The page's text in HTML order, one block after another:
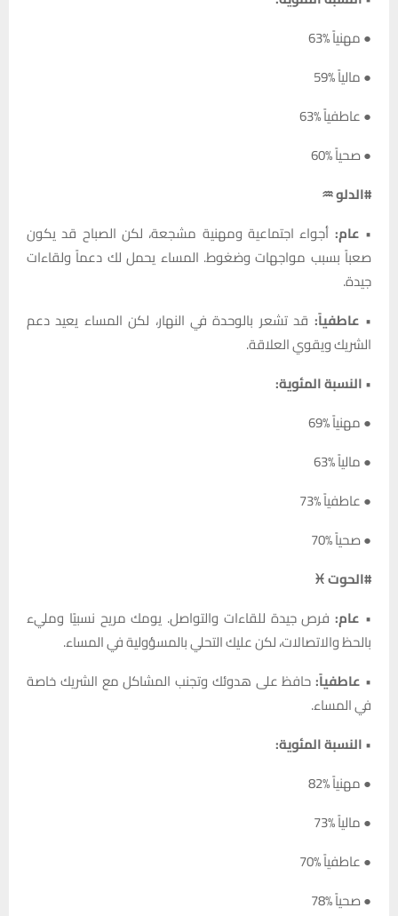
● مهنياً %63
● مالياً %59
● عاطفياً %63
● صحياً %60
#الدلو ♒
• عام: أجواء اجتماعية ومهنية مشجعة، لكن الصباح قد يكون
صعباً بسبب مواجهات وضغوط. المساء يحمل لك دعماً ولقاءات
جيدة.
• عاطفياً: قد تشعر بالوحدة في النهار، لكن المساء يعيد دعم
الشريك ويقوي العلاقة.
•النسبة المئوية:
● مهنياً %69
● مالياً %63
● عاطفياً %73
● صحياً %70
#الحوت ♓
• عام:فرص جيدة للقاءات والتواصل. يومك مريح نسبيًا ومليء
بالحظ والاتصالات، لكن عليك التحلي بالمسؤولية في المساء.
• عاطفياً:حافظ على هدوئك وتجنب المشاكل مع الشريك خاصة
في المساء.
•النسبة المئوية:
● مهنياً %82
● مالياً %73
● عاطفياً %70
● صحياً %78